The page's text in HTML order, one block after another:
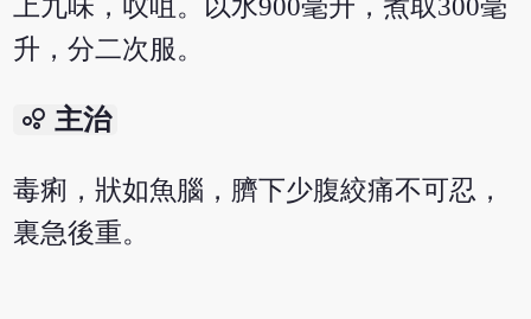
上九味，㕮咀。以水900毫升，煮取300毫
升，分二次服。
bubble_chart 主治
毒痢，狀如魚腦，臍下少腹絞痛不可忍，
裏急後重。